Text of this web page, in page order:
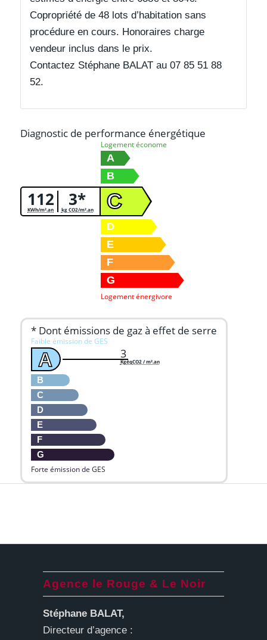
Copropriété de 48 lots d’habitation sans
procédure en cours. Honoraires charge
vendeur inclus dans le prix.
Contactez Stéphane BALAT au 07 85 51 88
52.
Diagnostic de performance énergétique
112
KWh/m².an 3*
kg CO2/m².an
Logement économe
A
B
C
D
E
F
G
Logement énergivore
* Dont émissions de gaz à effet de serre
Faible émission de GES
A
B
C
D
E
F
G
Forte émission de GES
3
KgéqCO2 / m².an
Agence le Rouge & Le Noir
Stéphane BALAT,
Directeur d’agence :